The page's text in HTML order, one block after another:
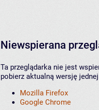
Niewspierana
Ta przeglądarka nie jest
pobierz aktualną wersję
Mozilla Firefox
Google Chrome